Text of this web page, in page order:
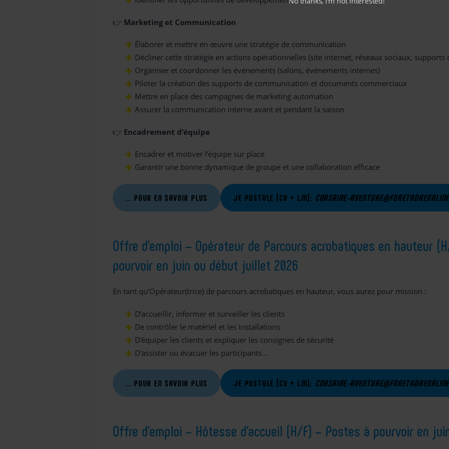
👉 Marketing et Communication
Élaborer et mettre en œuvre une stratégie de communication
Décliner cette stratégie en actions opérationnelles (site internet, réseaux sociaux, supports
Organiser et coordonner les événements (salons, événements internes)
Piloter la création des supports de communication et documents commerciaux
Mettre en place des campagnes de marketing automation
Assurer la communication interne avant et pendant la saison
👉 Encadrement d’équipe
Encadrer et motiver l’équipe sur place
Garantir une bonne dynamique de groupe et une collaboration efficace
… POUR EN SAVOIR PLUS JE POSTULE (CV + LM): CORSAIRE-
Offre d’emploi – Opérateur de Parcours acrobatiques en hauteur
pourvoir en juin ou début juillet 2026
En tant qu’Opérateur(trice) de parcours acrobatiques en hauteur, vous aurez pour mission :
D’accueillir, informer et surveiller les clients
De contrôler le matériel et les installations
D’équiper les clients et expliquer les consignes de sécurité
D’assister ou évacuer les participants…
… POUR EN SAVOIR PLUS JE POSTULE (CV + LM): CORSAIRE-
Offre d’emploi – Hôtesse d’accueil (H/F) – Postes à pourvoir en